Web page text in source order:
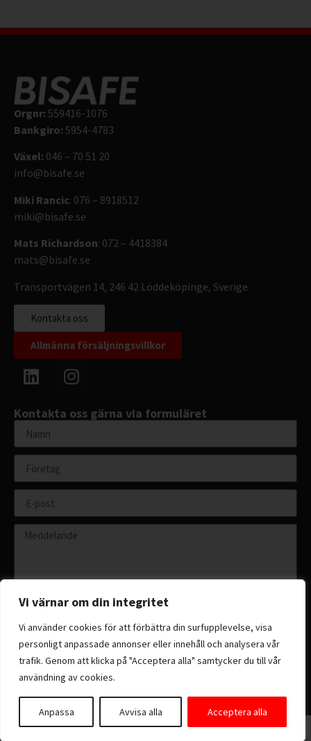
Vi värnar om din integritet
Vi använder cookies för att förbättra din surfupplevelse, visa
personligt anpassade annonser eller innehåll och analysera vår
trafik. Genom att klicka på "Acceptera alla" samtycker du till vår
användning av cookies.
Anpassa Avvisa alla Acceptera alla
Orgnr: 559416-1076
Bankgiro: 5954-4783
Växel: 046 – 70 51 20
info@bisafe.se
Miki Rancic: 076 – 8918512
miki@bisafe.se
Mats Richardson: 072 – 4418384
mats@bisafe.se
Transportvägen 14, 246 42 Löddeköpinge, Sverige
Kontakta oss
Allmänna försäljningsvillkor
Kontakta oss gärna via formuläret
Skicka
Copyright 2026 © All rights reserved.